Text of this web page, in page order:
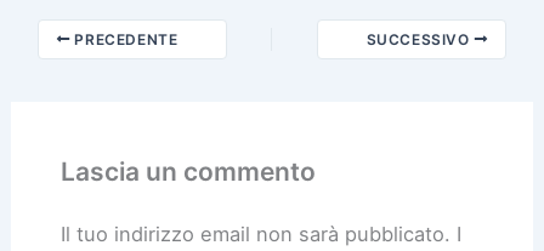
PRECEDENTE SUCCESSIVO
Lascia un commento
Il tuo indirizzo email non sarà pubblicato. I